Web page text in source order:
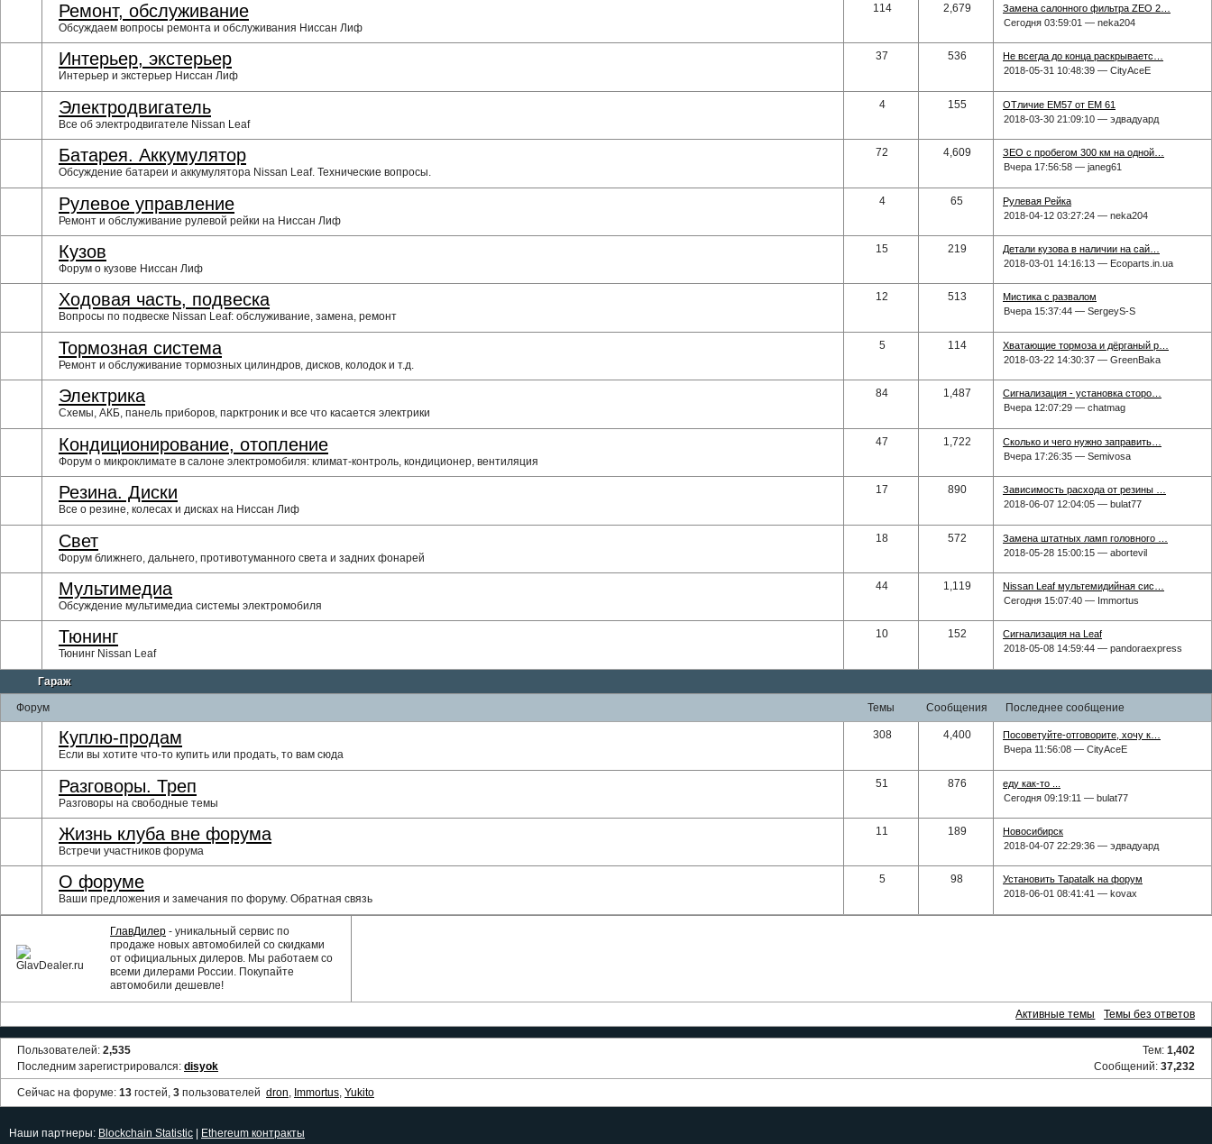
Ремонт, обслуживание
Обсуждаем вопросы ремонта и обслуживания Ниссан Лиф
114 2,679
Замена салонного фильтра ZEO 2…
Сегодня 03:59:01 — neka204
Интерьер, экстерьер
Интерьер и экстерьер Ниссан Лиф
37 536
Не всегда до конца раскрываетс…
2018-05-31 10:48:39 — CityAceE
Электродвигатель
Все об электродвигателе Nissan Leaf
4 155
ОТличие EM57 от EM 61
2018-03-30 21:09:10 — эдвадуард
Батарея. Аккумулятор
Обсуждение батареи и аккумулятора Nissan Leaf. Технические вопросы.
72 4,609
ЗЕО с пробегом 300 км на одной…
Вчера 17:56:58 — janeg61
Рулевое управление
Ремонт и обслуживание рулевой рейки на Ниссан Лиф
4 65
Рулевая Рейка
2018-04-12 03:27:24 — neka204
Кузов
Форум о кузове Ниссан Лиф
15 219
Детали кузова в наличии на сай…
2018-03-01 14:16:13 — Ecoparts.in.ua
Ходовая часть, подвеска
Вопросы по подвеске Nissan Leaf: обслуживание, замена, ремонт
12 513
Мистика с развалом
Вчера 15:37:44 — SergeyS-S
Тормозная система
Ремонт и обслуживание тормозных цилиндров, дисков, колодок и т.д.
5 114
Хватающие тормоза и дёрганый р…
2018-03-22 14:30:37 — GreenBaka
Электрика
Схемы, АКБ, панель приборов, парктроник и все что касается электрики
84 1,487
Сигнализация - установка сторо…
Вчера 12:07:29 — chatmag
Кондиционирование, отопление
Форум о микроклимате в салоне электромобиля: климат-контроль, кондиционер, вентиляция
47 1,722
Сколько и чего нужно заправить…
Вчера 17:26:35 — Semivosa
Резина. Диски
Все о резине, колесах и дисках на Ниссан Лиф
17 890
Зависимость расхода от резины …
2018-06-07 12:04:05 — bulat77
Свет
Форум ближнего, дальнего, противотуманного света и задних фонарей
18 572
Замена штатных ламп головного …
2018-05-28 15:00:15 — abortevil
Мультимедиа
Обсуждение мультимедиа системы электромобиля
44 1,119
Nissan Leaf мультемидийная сис…
Сегодня 15:07:40 — Immortus
Тюнинг
Тюнинг Nissan Leaf
10 152
Сигнализация на Leaf
2018-05-08 14:59:44 — pandoraexpress
Гараж
Форум темы сообщения последнее сообщение
Куплю-продам
Если вы хотите что-то купить или продать, то вам сюда
308 4,400
Посоветуйте-отговорите, хочу к…
Вчера 11:56:08 — CityAceE
Разговоры. Треп
Разговоры на свободные темы
51 876
еду как-то ...
Сегодня 09:19:11 — bulat77
Жизнь клуба вне форума
Встречи участников форума
11 189
Новосибирск
2018-04-07 22:29:36 — эдвадуард
О форуме
Ваши предложения и замечания по форуму. Обратная связь
5 98
Установить Tapatalk на форум
2018-06-01 08:41:41 — kovax
ГлавДилер - уникальный сервис по
продаже новых автомобилей со скидками
от официальных дилеров. Мы работаем со
всеми дилерами России. Покупайте
автомобили дешевле!
Активные темы Темы без ответов
Пользователей: 2,535
Последним зарегистрировался: disyok
Тем: 1,402
Сообщений: 37,232
Сейчас на форуме: 13 гостей, 3 пользователей dron, Immortus, Yukito
Наши партнеры: Blockchain Statistic Ethereum контракты